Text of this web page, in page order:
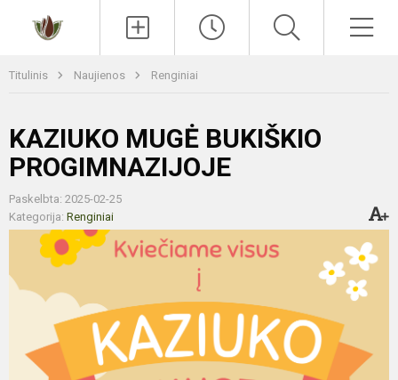
Titulinis Naujienos Renginiai
KAZIUKO MUGĖ BUKIŠKIO
PROGIMNAZIJOJE
Paskelbta: 2025-02-25
Kategorija: Renginiai